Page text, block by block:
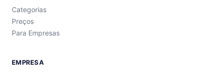
Categorias
Preços
Para Empresas
EMPRESA